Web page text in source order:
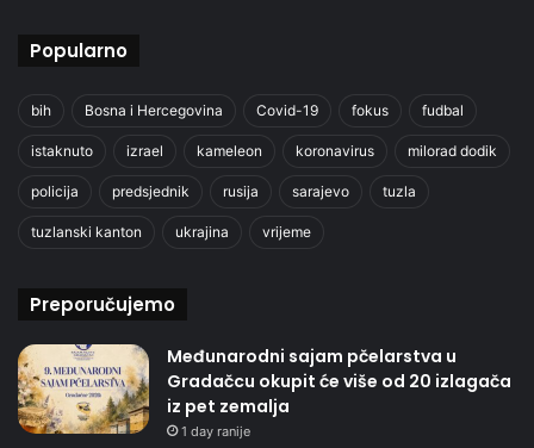
Popularno
bih Bosna i Hercegovina Covid-19 fokus fudbal
istaknuto izrael kameleon koronavirus milorad dodik
policija predsjednik rusija sarajevo tuzla
tuzlanski kanton ukrajina vrijeme
Preporučujemo
Međunarodni sajam pčelarstva u
Gradačcu okupit će više od 20 izlagača
iz pet zemalja
1 day ranije